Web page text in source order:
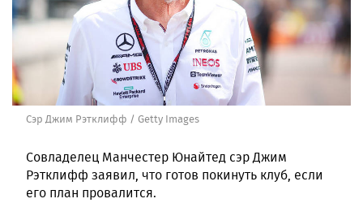
Сэр Джим Рэтклифф / Getty Images
Совладелец Манчестер Юнайтед сэр Джим
Рэтклифф заявил, что готов покинуть клуб, если
его план провалится.